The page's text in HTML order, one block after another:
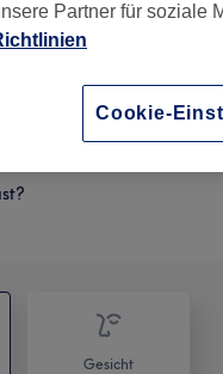
2 Std.
Gesicht
Partner für soziale
Cookie-